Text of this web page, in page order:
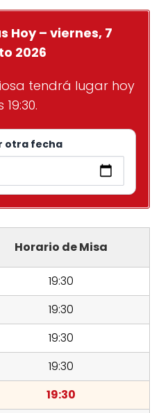
Hoy – viernes, 7
2026
tendrá lugar hoy
otra fecha
Horario de Misa
19:30
19:30
19:30
19:30
19:30